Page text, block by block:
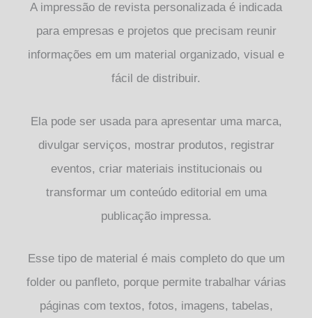
A impressão de revista personalizada é indicada
para empresas e projetos que precisam reunir
informações em um material organizado, visual e
fácil de distribuir.
Ela pode ser usada para apresentar uma marca,
divulgar serviços, mostrar produtos, registrar
eventos, criar materiais institucionais ou
transformar um conteúdo editorial em uma
publicação impressa.
Esse tipo de material é mais completo do que um
folder ou panfleto, porque permite trabalhar várias
páginas com textos, fotos, imagens, tabelas,